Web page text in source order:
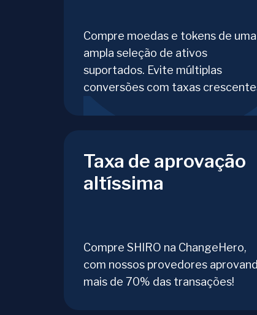
Compre moedas e tokens de uma
ampla seleção de ativos
suportados. Evite múltiplas
conversões com taxas
Taxa de aprovação
altíssima
Compre SHIRO na ChangeHero,
com nossos provedores
mais de 70% das transações!